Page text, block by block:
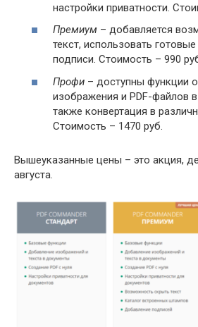
настройки приватности.
Премиум – добавляется
текст, использовать
подписи. Стоимость – 990
Профи – доступны функции
изображения и PDF-файлов
также конвертация в
Стоимость – 1470 руб.
Вышеуказанные цены – это акция,
августа.